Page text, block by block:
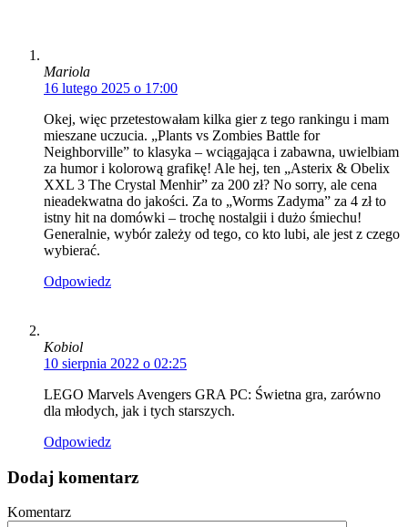
Mariola
16 lutego 2025 o 17:00
Okej, więc przetestowałam kilka gier z tego rankingu i mam
mieszane uczucia. „Plants vs Zombies Battle for
Neighborville” to klasyka – wciągająca i zabawna, uwielbiam
za humor i kolorową grafikę! Ale hej, ten „Asterix & Obelix
XXL 3 The Crystal Menhir” za 200 zł? No sorry, ale cena
nieadekwatna do jakości. Za to „Worms Zadyma” za 4 zł to
istny hit na domówki – trochę nostalgii i dużo śmiechu!
Generalnie, wybór zależy od tego, co kto lubi, ale jest z czego
wybierać.
Odpowiedz
Kobiol
10 sierpnia 2022 o 02:25
LEGO Marvels Avengers GRA PC: Świetna gra, zarówno
dla młodych, jak i tych starszych.
Odpowiedz
Dodaj komentarz
Komentarz